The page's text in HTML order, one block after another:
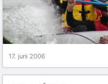
17. juni 2006